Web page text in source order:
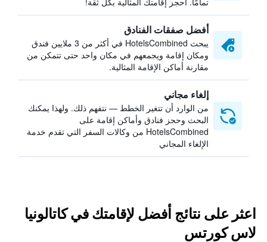
أفضل صفقات الفنادق
يبحث HotelsCombined في أكثر من 3 ملايين فندق
ومكان إقامة ويجمعهم في مكان واحد حتى تتمكن من
مقارنة أماكن الإقامة المثالية.
إلغاء مجاني
من الوارد أن تتغير الخطط — نتفهم ذلك. ولهذا يمكنك
البحث وحجز فنادق وأماكن إقامة على
HotelsCombined من وكالات السفر التي تقدم خدمة
الإلغاء المجاني
اعثر على نتائج أفضل لإقامتك في كاتالونيا
لاس كورتس